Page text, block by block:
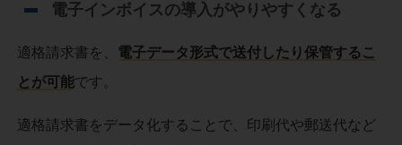
電子インボイスの導入がやりやすくなる
適格請求書を、 電子データ形式で送付したり保管するこ
とが可能です。
適格請求書をデータ化することで、印刷代や郵送代など